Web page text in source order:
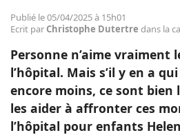
Publié le 05/04/2025 à 15h01
Ecrit par Christophe Dutertre dans la
Personne n’aime vraiment
l’hôpital. Mais s’il y en a
encore moins, ce sont bien
les aider à affronter ces
l’hôpital pour enfants